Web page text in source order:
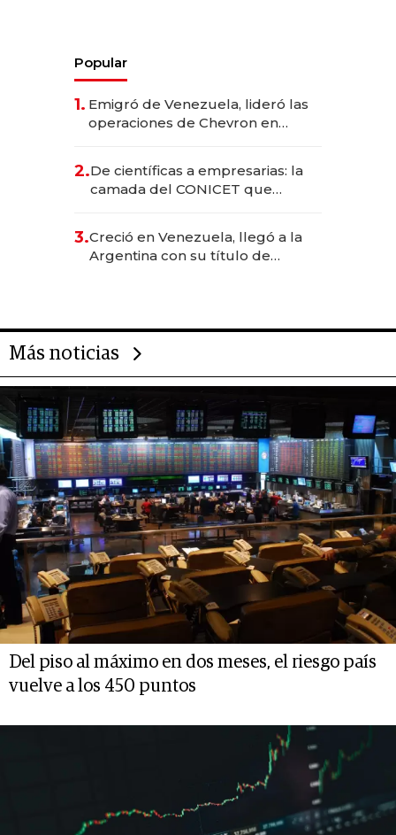
Popular
1. Emigró de Venezuela, lideró las
operaciones de Chevron en
2.De científicas a empresarias: la
camada del CONICET que
3.Creció en Venezuela, llegó a la
Argentina con su título de
Más noticias
Del piso al máximo en dos meses, el riesgo país
vuelve a los 450 puntos